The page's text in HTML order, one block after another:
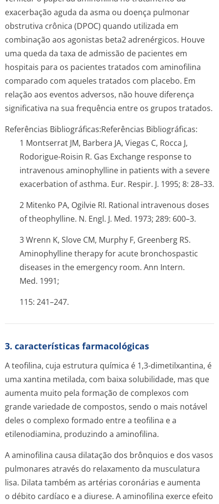
exacerbação aguda da asma ou doença pulmonar
obstrutiva crônica (DPOC) quando utilizada em
combinação aos agonistas beta2 adrenérgicos. Houve
uma queda da taxa de admissão de pacientes em
hospitais para os pacientes tratados com aminofilina
comparado com aqueles tratados com placebo. Em
relação aos eventos adversos, não houve diferença
significativa na sua frequência entre os grupos tratados.
Referências Bibliográficas:Referências Bibliográficas:
1 Montserrat JM, Barbera JA, Viegas C, Rocca J,
Rodorigue-Roisin R. Gas Exchange response to
intravenous aminophylline in patients with a severe
exacerbation of asthma. Eur. Respir. J. 1995; 8: 28–33.
2 Mitenko PA, Ogilvie RI. Rational intravenous doses
of theophylline. N. Engl. J. Med. 1973; 289: 600–3.
3 Wrenn K, Slove CM, Murphy F, Greenberg RS.
Aminophylline therapy for acute bronchospastic
diseases in the emergency room. Ann Intern.
Med. 1991;
115: 241–247.
3. características farmacológicas
A teofilina, cuja estrutura química é 1,3-dimetilxantina, é
uma xantina metilada, com baixa solubilidade, mas que
aumenta muito pela formação de complexos com
grande variedade de compostos, sendo o mais notável
deles o complexo formado entre a teofilina e a
etilenodiamina, produzindo a aminofilina.
A aminofilina causa dilatação dos brônquios e dos vasos
pulmonares através do relaxamento da musculatura
lisa. Dilata também as artérias coronárias e aumenta
o débito cardíaco e a diurese. A aminofilina exerce efeito